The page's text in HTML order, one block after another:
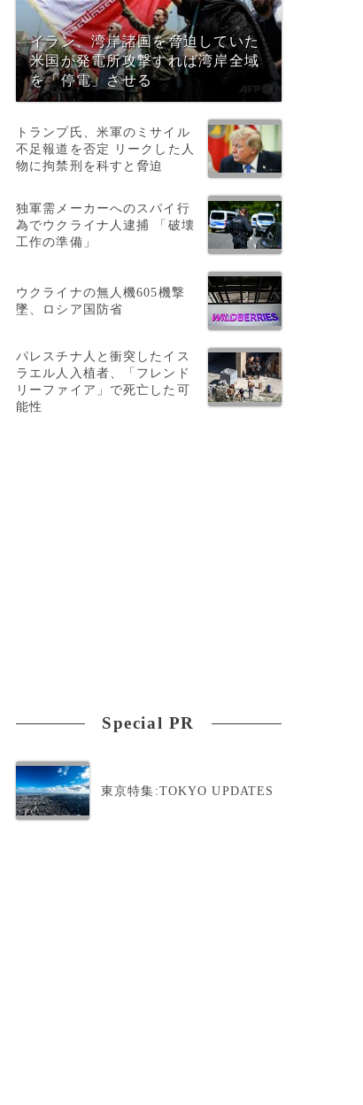
イラン、湾岸諸国を脅迫していた
米国が発電所攻撃すれば湾岸全域
を「停電」させる
トランプ氏、米軍のミサイル
不足報道を否定 リークした人
物に拘禁刑を科すと脅迫
独軍需メーカーへのスパイ行
為でウクライナ人逮捕 「破壊
工作の準備」
ウクライナの無人機605機撃
墜、ロシア国防省
パレスチナ人と衝突したイス
ラエル人入植者、「フレンド
リーファイア」で死亡した可
能性
Special PR
東京特集:TOKYO UPDATES